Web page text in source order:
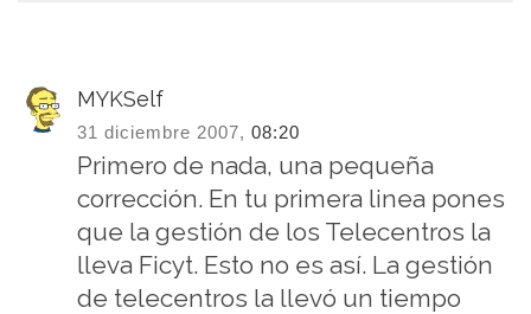
MYKSelf
31 diciembre 2007, 08:20
Primero de nada, una pequeña
corrección. En tu primera linea pones
que la gestión de los Telecentros la
lleva Ficyt. Esto no es así. La gestión
de telecentros la llevó un tiempo